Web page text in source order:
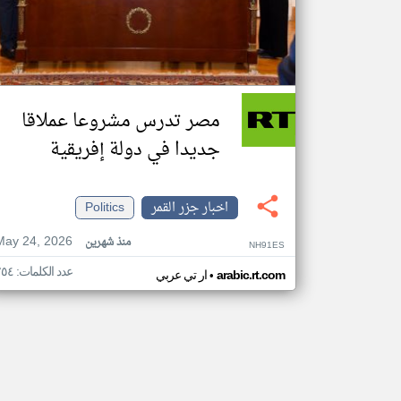
مصر تدرس مشروعا عملاقا
جديدا في دولة إفريقية
اخبار جزر القمر
Politics
24, 2026
منذ شهرين NH91ES
ار تي عربي• arabic.rt.com عدد الكلمات: ٢٥٤